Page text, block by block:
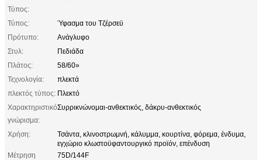
Τύπος:
Τύπος:
Ύφασμα του Τζέρσεϋ
Πρότυπο:
Ανάγλυφο
Στυλ:
Πεδιάδα
Πλάτος:
58/60»
Τεχνολογία:
πλεκτά
πλεκτός τύπος: Πλεκτό
Χαρακτηριστικό
γνώρισμα:
Συρρικνώνομαι-ανθεκτικός, δάκρυ-ανθεκτικός
Χρήση:
Τσάντα, κλινοστρωμνή, κάλυμμα, κουρτίνα, φόρεμα, ένδυμα,
εγχώριο κλωστοϋφαντουργικό προϊόν, επένδυση
Μέτρηση
75D/144F